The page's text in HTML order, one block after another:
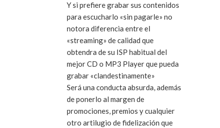
Y si prefiere grabar sus contenidos
para escucharlo «sin pagarle» no
notora diferencia entre el
«streaming» de calidad que
obtendra de su ISP habitual del
mejor CD o MP3 Player que pueda
grabar «clandestinamente»
Será una conducta absurda, además
de ponerlo al margen de
promociones, premios y cualquier
otro artilugio de fidelización que